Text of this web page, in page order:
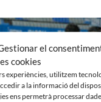
el
cookies
experiències, utilitzem
a la informació del
ens permetrà processar